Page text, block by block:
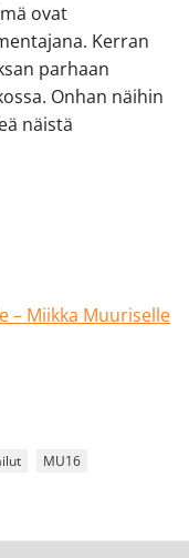
ovat
Kerran
parhaan
Onhan näihin
näistä
– Miikka Muuriselle
MU16